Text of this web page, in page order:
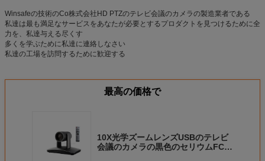
Winsafeの技術のCo株式会社HD PTZのテレビ会議のカメラの製造業者である
私達は最も満足なサービスをあなたが必要とするプロダクトを見つけるために全
力を、私達与える尽くす
多くを学ぶために私達に連絡しなさい
私達の工場を訪問するために歓迎する
最高の価格で
10X光学ズームレンズUSBのテレビ
会議のカメラの黒色のセリウムFCC